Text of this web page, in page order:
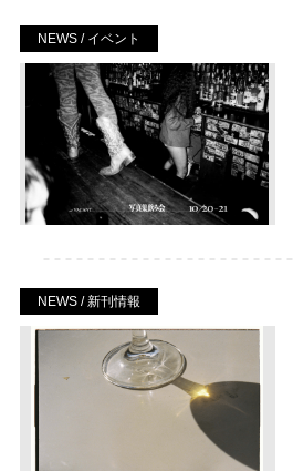
NEWS / イベント
NEWS / 新刊情報